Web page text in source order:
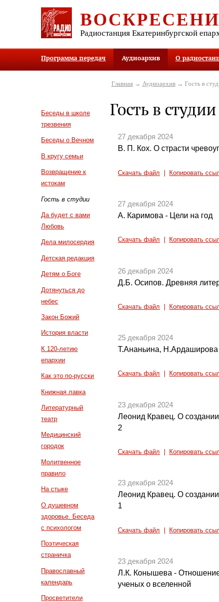
Радиостанция Екатеринбургской
Программа передач Аудиоархив О
Беседы в школе
трезвения
Беседы о Вечном
В кругу семьи
Возвращение к
истокам
Гость в студии
Да будет с вами
Любовь
Дела милосердия
Детская редакция
Детям о Боге
Дотянуться до
небес
Закон Божий
История власти
К 120-летию
епархии
Как это по-русски
Книжная лавка
Литературный
театр
Медицинский
городок
Молитвенное
правило
На стыке
О душевном
здоровье. Беседа
с психологом
Поэтическая
страничка
Православный
календарь
Просветители
Главная→ Аудиоархив→ Гость в
Гость в студии
27 декабря 2024
В. П. Кох. О страсти
Скачать файл Копировать
27 декабря 2024
А. Каримова - Цели на год
Скачать файл Копировать
26 декабря 2024
Д.Б. Осипов. Древняя
Скачать файл Копировать
25 декабря 2024
Т.Ананьина, Н.Ардаширова
Скачать файл Копировать
23 декабря 2024
Леонид Кравец. О
2
Скачать файл Копировать
23 декабря 2024
Леонид Кравец. О
1
Скачать файл Копировать
23 декабря 2024
Л.К. Конышева -
ученых о вселенной